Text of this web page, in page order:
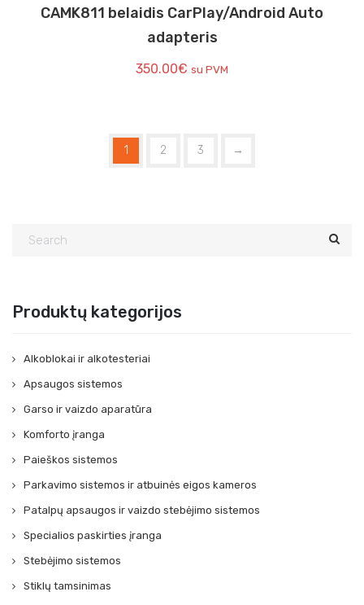
CAMK811 belaidis CarPlay/Android Auto
adapteris
350.00€ su PVM
1 2 3 →
Produktų kategorijos
Alkoblokai ir alkotesteriai
Apsaugos sistemos
Garso ir vaizdo aparatūra
Komforto įranga
Paieškos sistemos
Parkavimo sistemos ir atbuinės eigos kameros
Patalpų apsaugos ir vaizdo stebėjimo sistemos
Specialios paskirties įranga
Stebėjimo sistemos
Stiklų tamsinimas